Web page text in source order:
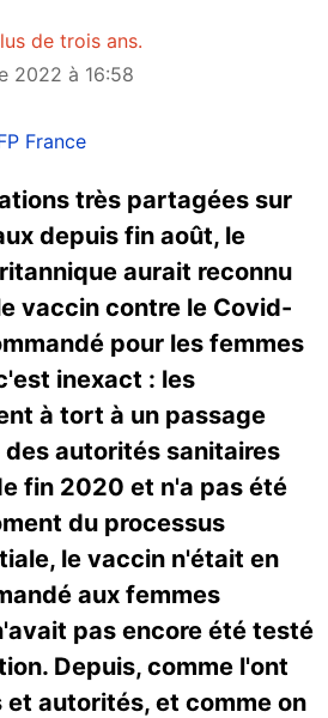
de trois ans.
2022 à 16:58
France
très partagées sur
depuis fin août, le
aurait reconnu
vaccin contre le Covid-
pour les femmes
inexact : les
à tort à un passage
autorités sanitaires
fin 2020 et n'a pas été
du processus
le vaccin n'était en
aux femmes
pas encore été testé
Depuis, comme l'ont
autorités, et comme on